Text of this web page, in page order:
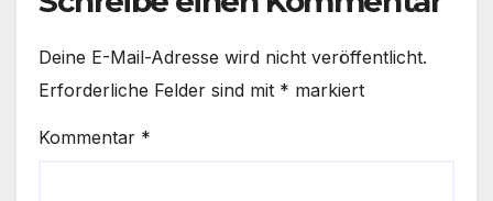
Deine E-Mail-Adresse wird nicht veröffentlicht.
Erforderliche Felder sind mit * markiert
Kommentar *